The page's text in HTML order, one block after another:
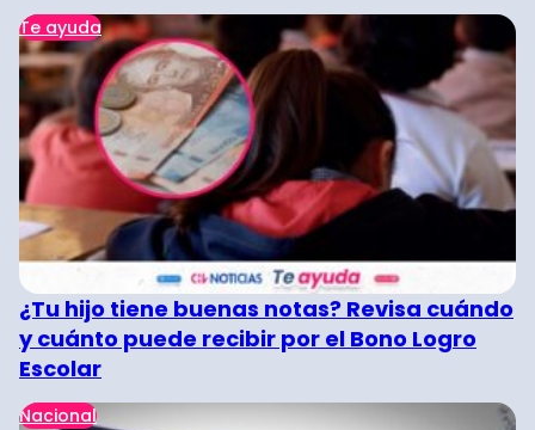
Te ayuda
¿Tu hijo tiene buenas notas? Revisa cuándo
y cuánto puede recibir por el Bono Logro
Escolar
Nacional